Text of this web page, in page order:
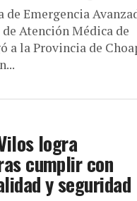
Emergencia
Atención Médica de
a la Provincia de
logra
cumplir con
y seguridad